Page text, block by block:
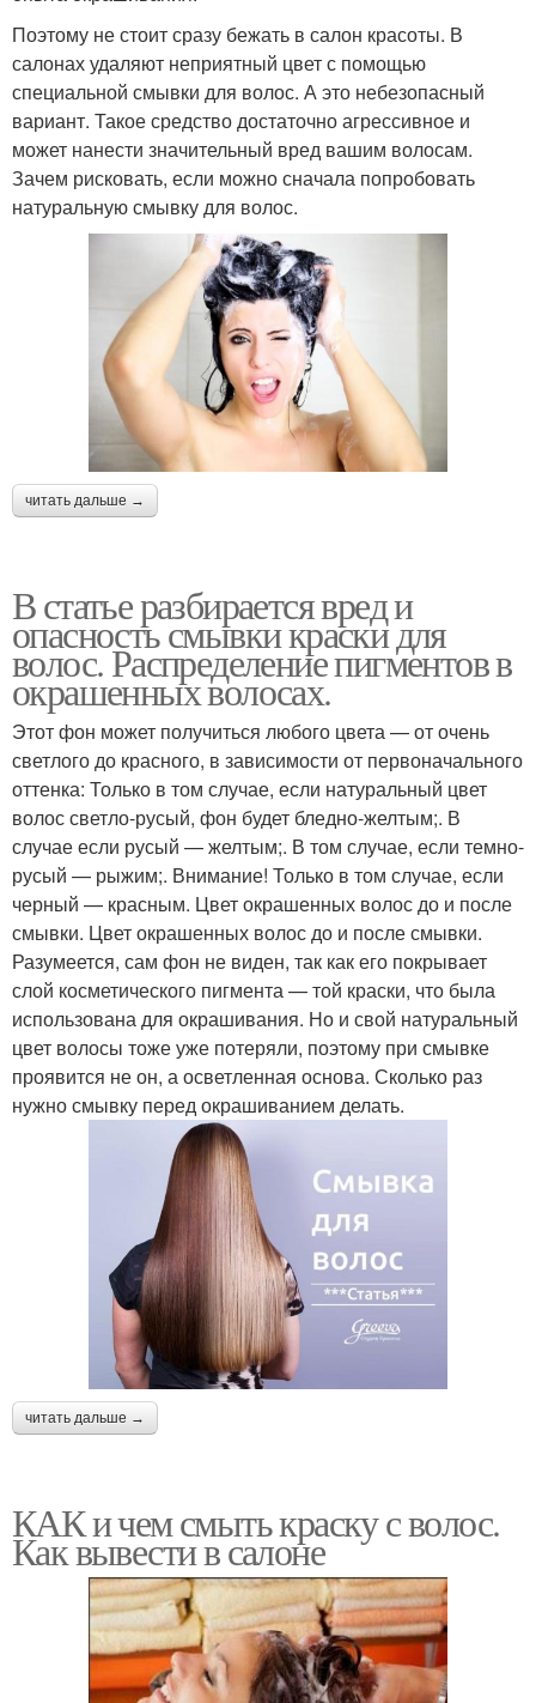
Поэтому не стоит сразу бежать в салон красоты. В
салонах удаляют неприятный цвет с помощью
специальной смывки для волос. А это небезопасный
вариант. Такое средство достаточно агрессивное и
может нанести значительный вред вашим волосам.
Зачем рисковать, если можно сначала попробовать
натуральную смывку для волос.
читать дальше →
В статье разбирается вред и
опасность смывки краски для
волос. Распределение пигментов в
окрашенных волосах.
Этот фон может получиться любого цвета — от очень
светлого до красного, в зависимости от первоначального
оттенка: Только в том случае, если натуральный цвет
волос светло-русый, фон будет бледно-желтым;. В
случае если русый — желтым;. В том случае, если темно-
русый — рыжим;. Внимание! Только в том случае, если
черный — красным. Цвет окрашенных волос до и после
смывки. Цвет окрашенных волос до и после смывки.
Разумеется, сам фон не виден, так как его покрывает
слой косметического пигмента — той краски, что была
использована для окрашивания. Но и свой натуральный
цвет волосы тоже уже потеряли, поэтому при смывке
проявится не он, а осветленная основа. Сколько раз
нужно смывку перед окрашиванием делать.
читать дальше →
КАК и чем смыть краску с волос.
Как вывести в салоне